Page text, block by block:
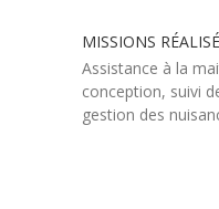
MISSIONS
Assistance à la
conception, suivi
gestion des